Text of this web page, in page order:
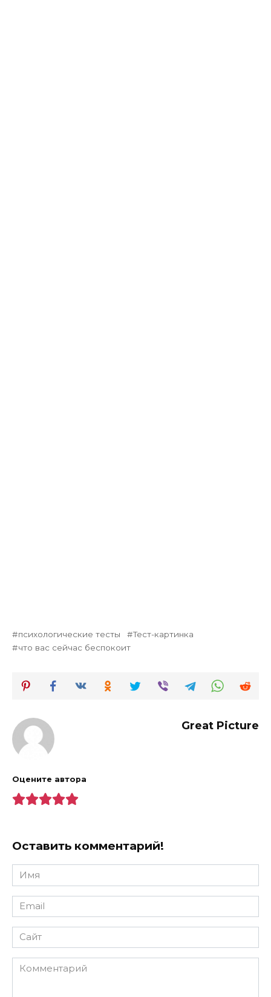
психологические тесты
Тест-картинка
что вас сейчас беспокоит
Great Picture
Оцените автора
Оставить комментарий!
Имя
*
Email
*
Сайт
Комментарий